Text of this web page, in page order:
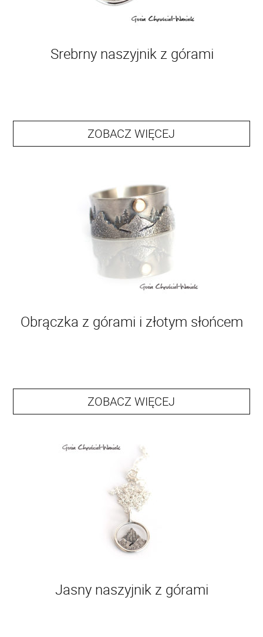
Srebrny naszyjnik z górami
ZOBACZ WIĘCEJ
Obrączka z górami i złotym słońcem
ZOBACZ WIĘCEJ
Jasny naszyjnik z górami